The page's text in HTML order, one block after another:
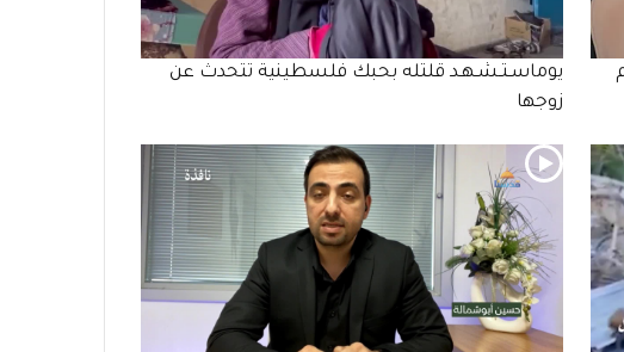
يوماسـتـشـهـد قلتله بحبك فلسطينية تتحدث عن
زوجها